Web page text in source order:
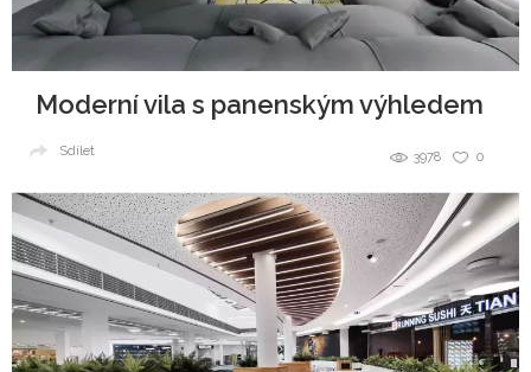
Moderní vila s panenským výhledem
0
3978
Sdílet